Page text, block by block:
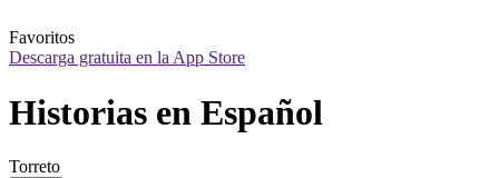
Favoritos
Descarga gratuita en la App Store
Historias en Español
Torreto